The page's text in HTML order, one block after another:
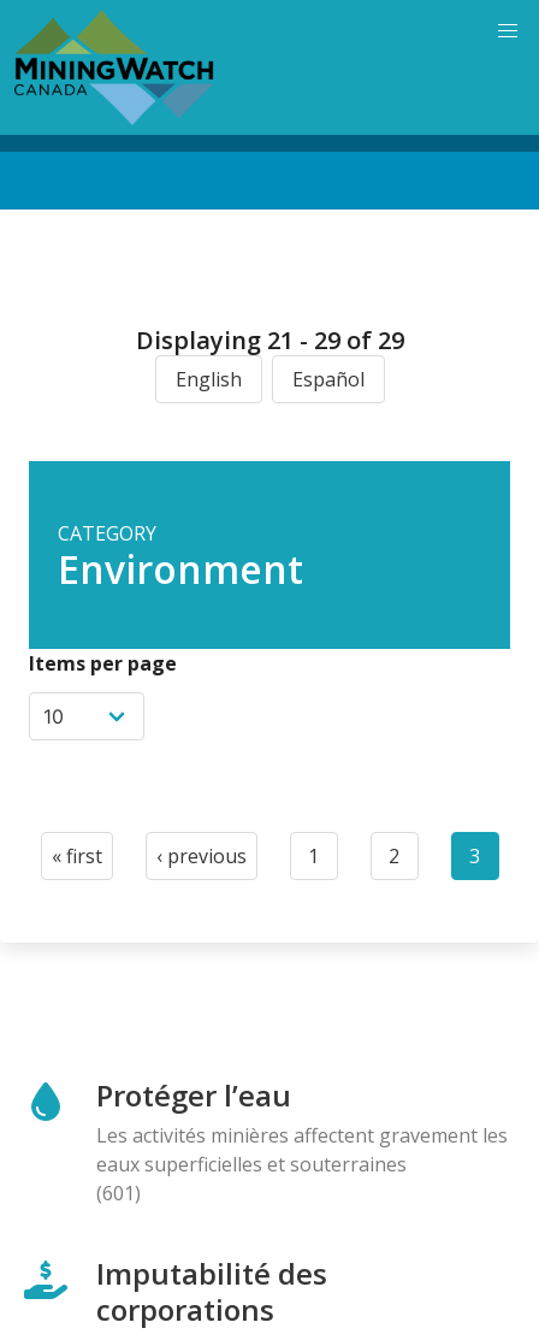
main
content
Displaying 21 - 29 of 29
English Español
CATEGORY
Environment
Items per page
Pagination
First
« first
Previous
‹ previous
Page
1
Page
2 3
Protéger l’eau
Les activités minières affectent gravement les
eaux superficielles et souterraines
(601)
Imputabilité des
corporations